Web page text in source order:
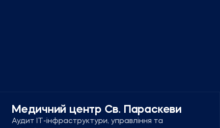
Медичний центр Св. Параскеви
Аудит ІТ-інфраструктури, управління та